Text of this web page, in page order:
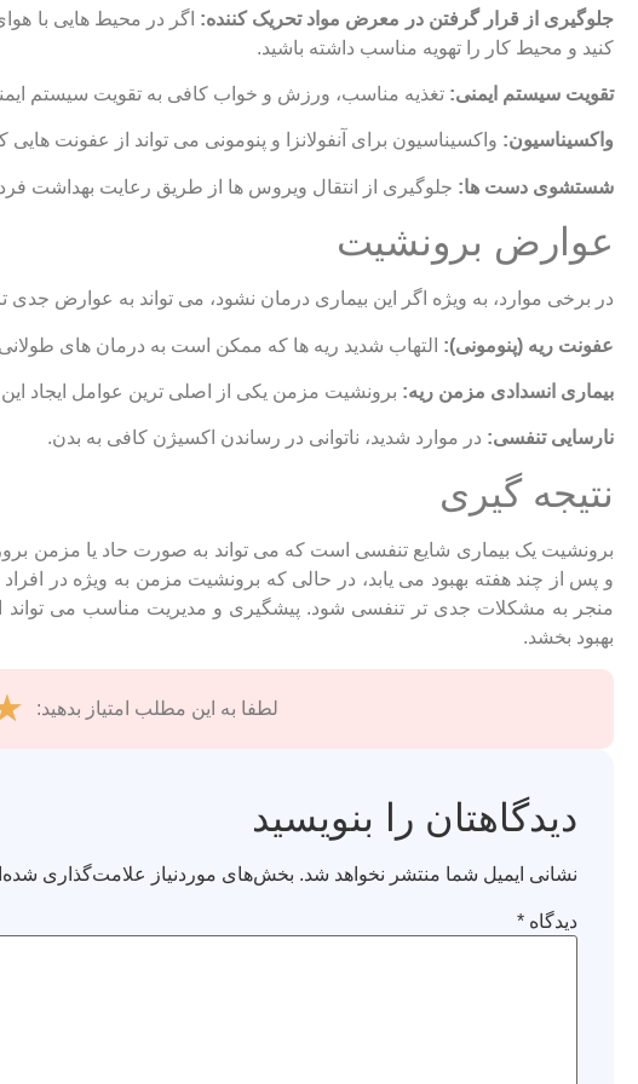
جلوگیری از قرار گرفتن در معرض مواد تحریک ‌کننده: اگر در محیط‌ هایی با
کنید و محیط کار را تهویه مناسب داشته باشید.
تقویت سیستم ایمنی: تغذیه مناسب، ورزش و خواب کافی به تقویت سیستم
واکسیناسیون: واکسیناسیون برای آنفولانزا و پنومونی می‌ تواند از عفونت
شستشوی دست‌ ها: جلوگیری از انتقال ویروس ‌ها از طریق رعایت بهداشت
عوارض برونشیت
در برخی موارد، به ویژه اگر این بیماری درمان نشود، می‌ تواند به عوارض
عفونت ریه (پنومونی): التهاب شدید ریه‌ ها که ممکن است به درمان‌ های
بیماری انسدادی مزمن ریه: برونشیت مزمن یکی از اصلی ‌ترین عوامل ایجاد
نارسایی تنفسی: در موارد شدید، ناتوانی در رساندن اکسیژن کافی به بدن.
نتیجه‌ گیری
برونشیت یک بیماری شایع تنفسی است که می ‌تواند به صورت حاد یا مزمن
و پس از چند هفته بهبود می ‌یابد، در حالی که برونشیت مزمن به ویژه در
منجر به مشکلات جدی ‌تر تنفسی شود. پیشگیری و مدیریت مناسب می ‌تواند از
بهبود بخشد.
لطفا به این مطلب امتیاز بدهید:
دیدگاهتان را بنویسید
نشانی ایمیل شما منتشر نخواهد شد. بخش‌های موردنیاز علامت‌گذاری
دیدگاه *